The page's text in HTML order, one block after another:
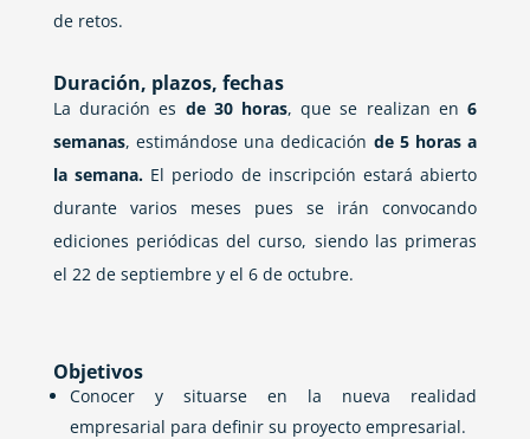
de retos.
Duración, plazos, fechas
La duración es de 30 horas, que se realizan en6
semanas, estimándose una dedicación de 5 horas a
la semana. El periodo de inscripción estará abierto
durante varios meses pues se irán convocando
ediciones periódicas del curso, siendo las primeras
el 22 de septiembre y el 6 de octubre.
Objetivos
Conocer y situarse en la nueva realidad
empresarial para definir su proyecto empresarial.